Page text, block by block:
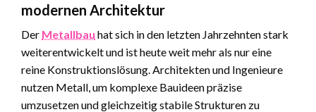
modernen Architektur
Der Metallbau hat sich in den letzten Jahrzehnten stark
weiterentwickelt und ist heute weit mehr als nur eine
reine Konstruktionslösung. Architekten und Ingenieure
nutzen Metall, um komplexe Bauideen präzise
umzusetzen und gleichzeitig stabile Strukturen zu